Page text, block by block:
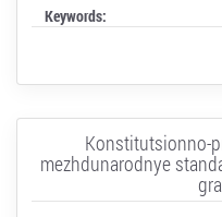
Keywords:
Konstitutsionno-
mezhdunarodnye